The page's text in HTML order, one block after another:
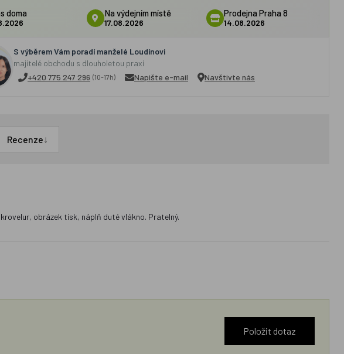
doma Na výdejním místě
17.08.2026
Prodejna Praha 8
14.08.2026
S výběrem Vám poradí manželé Loudínovi
majitelé obchodu s dlouholetou praxí
+420 775 247 296 (10-17h) Napište e-mail Navštivte nás
Recenze↓
obrázek tisk, náplň duté vlákno. Pratelný.
Položit dotaz